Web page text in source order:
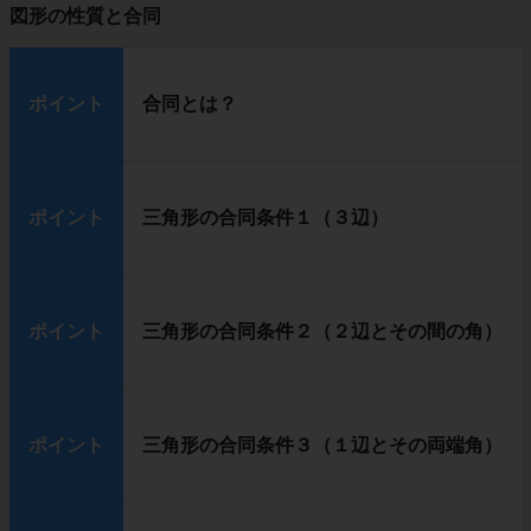
図形の性質と合同
ポイント 合同とは？
ポイント 三角形の合同条件１（３辺）
ポイント 三角形の合同条件２（２辺とその間の角）
ポイント 三角形の合同条件３（１辺とその両端角）